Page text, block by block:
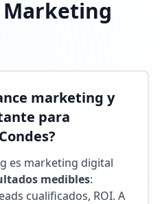
marketing y
para
es marketing digital
medibles:
cualificados, ROI. A